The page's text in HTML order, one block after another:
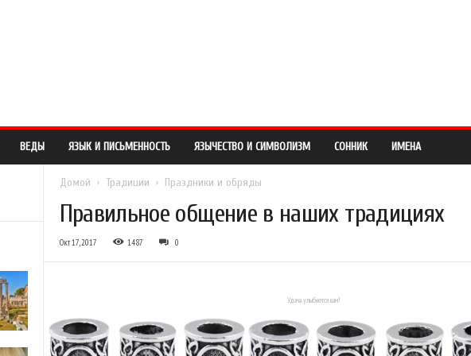
ВЕДЫ ЯЗЫК И ПИСЬМЕННОСТЬ ЯЗЫЧЕСТВО И СИМВОЛИЗМ СОННИК ИМЕНА
Домой Традиции Праздники и обряды
Правильное общение в наших традициях
Окт 17, 2017 1487 0
Удача улыбнется вам!